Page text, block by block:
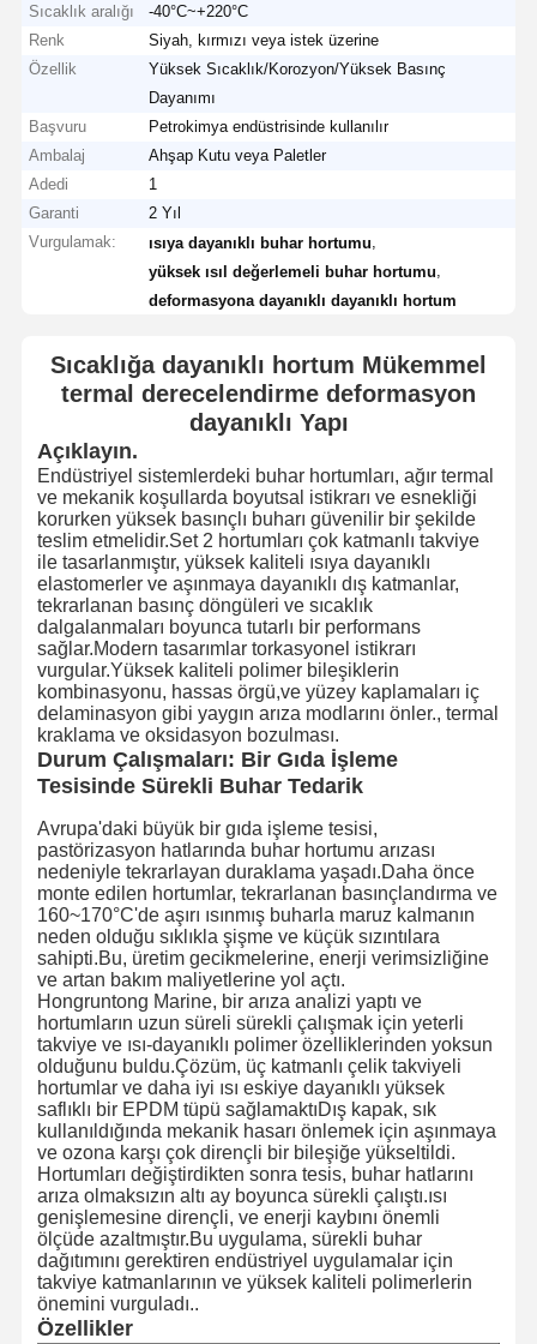
Evde
Sıcaklık aralığı
-40°C~+220°C
Renk
Siyah, kırmızı veya istek üzerine
Özellik
Yüksek Sıcaklık/Korozyon/Yüksek Basınç
Dayanımı
Başvuru
Petrokimya endüstrisinde kullanılır
Ambalaj
Ahşap Kutu veya Paletler
Adedi
1
Garanti
2 Yıl
Vurgulamak:
ısıya dayanıklı buhar hortumu
yüksek ısıl değerlemeli buhar hortumu
deformasyona dayanıklı dayanıklı hortum
Sıcaklığa dayanıklı hortum Mükemmel
termal derecelendirme deformasyon
dayanıklı Yapı
Açıklayın.
Endüstriyel sistemlerdeki buhar hortumları, ağır termal
ve mekanik koşullarda boyutsal istikrarı ve esnekliği
korurken yüksek basınçlı buharı güvenilir bir şekilde
teslim etmelidir.Set 2 hortumları çok katmanlı takviye
ile tasarlanmıştır, yüksek kaliteli ısıya dayanıklı
elastomerler ve aşınmaya dayanıklı dış katmanlar,
tekrarlanan basınç döngüleri ve sıcaklık
dalgalanmaları boyunca tutarlı bir performans
sağlar.Modern tasarımlar torkasyonel istikrarı
vurgular.Yüksek kaliteli polimer bileşiklerin
kombinasyonu, hassas örgü,ve yüzey kaplamaları iç
delaminasyon gibi yaygın arıza modlarını önler., termal
kraklama ve oksidasyon bozulması.
Durum Çalışmaları: Bir Gıda İşleme
Tesisinde Sürekli Buhar Tedarik
Avrupa'daki büyük bir gıda işleme tesisi,
pastörizasyon hatlarında buhar hortumu arızası
nedeniyle tekrarlayan duraklama yaşadı.Daha önce
monte edilen hortumlar, tekrarlanan basınçlandırma ve
160~170°C'de aşırı ısınmış buharla maruz kalmanın
neden olduğu sıklıkla şişme ve küçük sızıntılara
sahipti.Bu, üretim gecikmelerine, enerji verimsizliğine
ve artan bakım maliyetlerine yol açtı.
Hongruntong Marine, bir arıza analizi yaptı ve
hortumların uzun süreli sürekli çalışmak için yeterli
takviye ve ısı-dayanıklı polimer özelliklerinden yoksun
olduğunu buldu.Çözüm, üç katmanlı çelik takviyeli
hortumlar ve daha iyi ısı eskiye dayanıklı yüksek
saflıklı bir EPDM tüpü sağlamaktıDış kapak, sık
kullanıldığında mekanik hasarı önlemek için aşınmaya
ve ozona karşı çok dirençli bir bileşiğe yükseltildi.
Hortumları değiştirdikten sonra tesis, buhar hatlarını
arıza olmaksızın altı ay boyunca sürekli çalıştı.ısı
genişlemesine dirençli, ve enerji kaybını önemli
ölçüde azaltmıştır.Bu uygulama, sürekli buhar
dağıtımını gerektiren endüstriyel uygulamalar için
takviye katmanlarının ve yüksek kaliteli polimerlerin
önemini vurguladı..
Özellikler